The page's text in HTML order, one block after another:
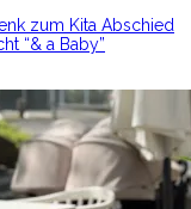
zum Kita Abschied
“& a Baby”